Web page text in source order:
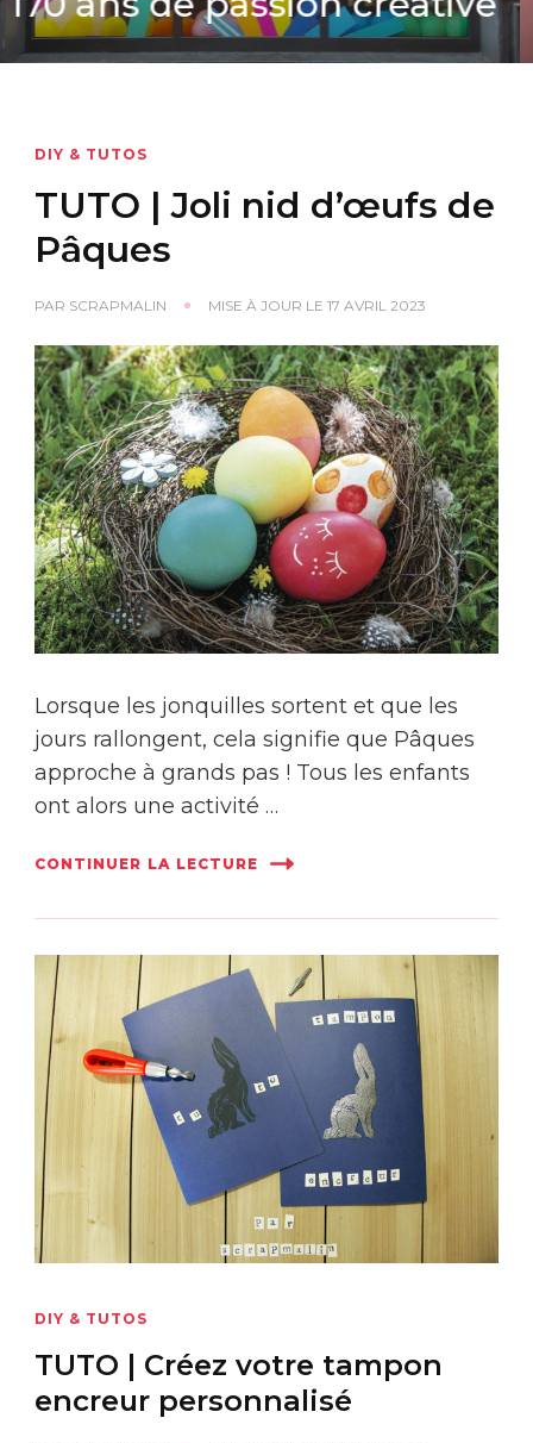
DIY & TUTOS
TUTO | Joli nid d’œufs de
Pâques
PAR SCRAPMALIN MISE À JOUR LE 17 AVRIL 2023
Lorsque les jonquilles sortent et que les
jours rallongent, cela signifie que Pâques
approche à grands pas ! Tous les enfants
ont alors une activité …
CONTINUER LA LECTURE
DIY & TUTOS
TUTO | Créez votre tampon
encreur personnalisé